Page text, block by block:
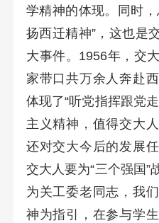
学精神的体现。同时
扬西迁精神”，这也是
大事件。1956年，交
家带口共万余人奔赴
体现了“听党指挥跟党
主义精神，值得交大
还对交大今后的发展
交大人要为“三个强国”
为关工委老同志，我
神为指引，在参与学